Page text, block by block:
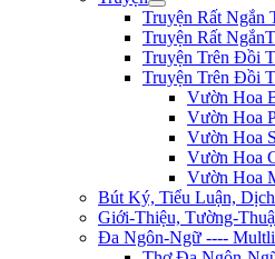
Truyện Rất Ngắn
Truyện Rất
Truyện Trên Đồi
Truyện Trên Đồi
Vườn Hoa
Vườn Hoa
Vườn Hoa
Vườn Hoa
Vườn Hoa
Bút Ký, Tiểu Luận,
Giới-Thiệu, Tường-
Đa Ngôn-Ngữ ----